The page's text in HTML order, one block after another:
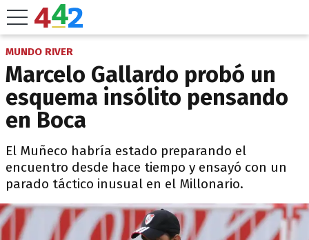
MUNDO RIVER
Marcelo Gallardo probó un
esquema insólito pensando
en Boca
El Muñeco habría estado preparando el
encuentro desde hace tiempo y ensayó con un
parado táctico inusual en el Millonario.